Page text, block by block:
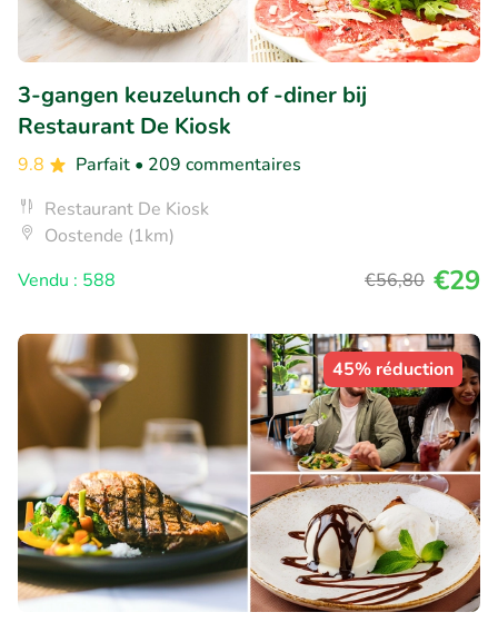
3-gangen keuzelunch of -diner bij
Restaurant De Kiosk
9.8 Parfait • 209 commentaires
Restaurant De Kiosk
Oostende (1km)
Vendu : 588
€56,80 €29
45% réduction